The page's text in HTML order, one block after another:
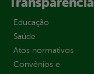
Educação
Saúde
Atos normativos
Convênios e